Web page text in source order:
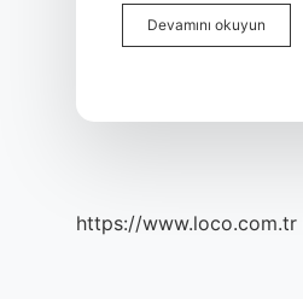
Devamını okuyun
Eğitim
https://www.loco.com.tr